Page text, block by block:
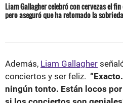
Liam Gallagher celebró con cervezas el
pero aseguró que ha retomado la
Además, Liam Gallagher
conciertos y ser feliz.
ningún tonto. Están locos